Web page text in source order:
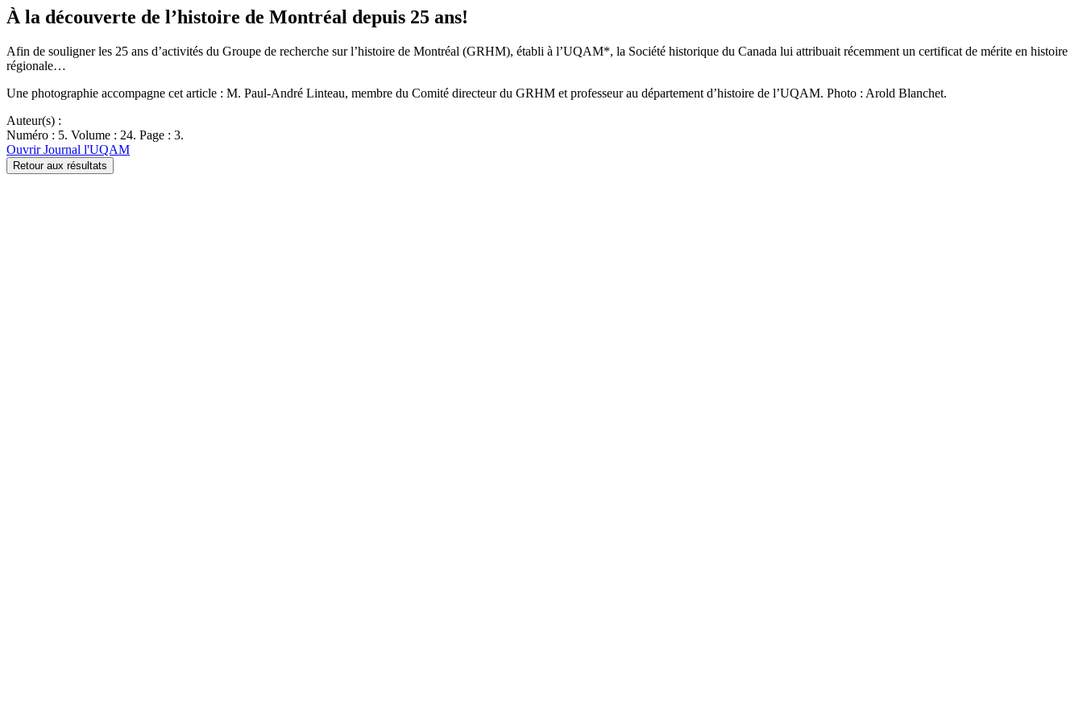
À la découverte de l’histoire de Montréal depuis 25 ans!
Afin de souligner les 25 ans d’activités du Groupe de recherche sur l’histoire de Montréal (GRHM), établi à l’UQAM*, la Société historique du Canada lui attribuait récemment un certificat de mérite en histoire
régionale…
Une photographie accompagne cet article : M. Paul-André Linteau, membre du Comité directeur du GRHM et professeur au département d’histoire de l’UQAM. Photo : Arold Blanchet.
Auteur(s) :
Numéro : 5. Volume : 24. Page : 3.
Ouvrir Journal l'UQAM
Retour aux résultats